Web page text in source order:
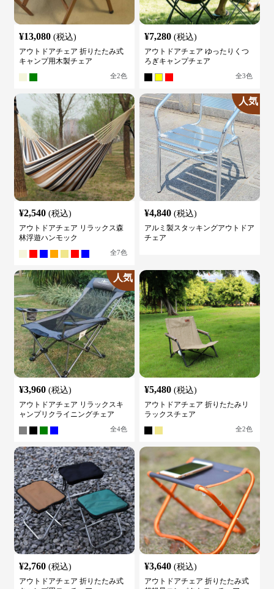
¥13,080 (税込)
アウトドアチェア 折りたたみ式
キャンプ用木製チェア
全2色
¥7,280 (税込)
アウトドアチェア ゆったりくつ
ろぎキャンプチェア
全3色
¥2,540 (税込)
アウトドアチェア リラックス森
林浮遊ハンモック
全7色
人気
¥4,840 (税込)
アルミ製スタッキングアウトドア
チェア
人気
¥3,960 (税込)
アウトドアチェア リラックスキ
ャンプリクライニングチェア
全4色
¥5,480 (税込)
アウトドアチェア 折りたたみリ
ラックスチェア
全2色
¥2,760 (税込)
アウトドアチェア 折りたたみ式
¥3,640 (税込)
アウトドアチェア 折りたたみ式